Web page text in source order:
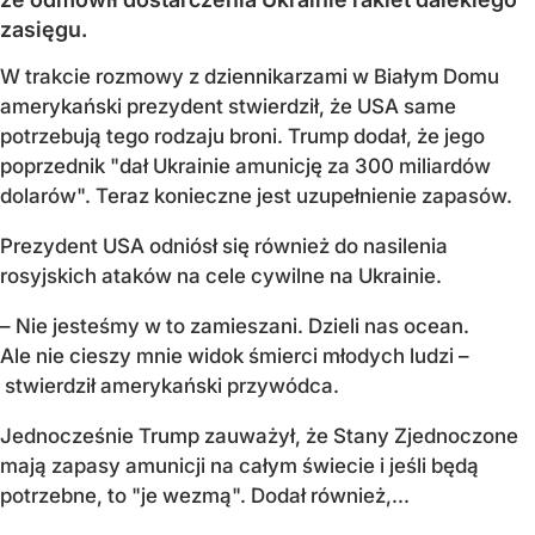
zasięgu.
W trakcie rozmowy z dziennikarzami w Białym Domu
amerykański prezydent stwierdził, że USA same
potrzebują tego rodzaju broni. Trump dodał, że jego
poprzednik "dał Ukrainie amunicję za 300 miliardów
dolarów". Teraz konieczne jest uzupełnienie zapasów.
Prezydent USA odniósł się również do nasilenia
rosyjskich ataków na cele cywilne na Ukrainie.
– Nie jesteśmy w to zamieszani. Dzieli nas ocean.
Ale nie cieszy mnie widok śmierci młodych ludzi –
stwierdził amerykański przywódca.
Jednocześnie Trump zauważył, że Stany Zjednoczone
mają zapasy amunicji na całym świecie i jeśli będą
potrzebne, to "je wezmą". Dodał również,...